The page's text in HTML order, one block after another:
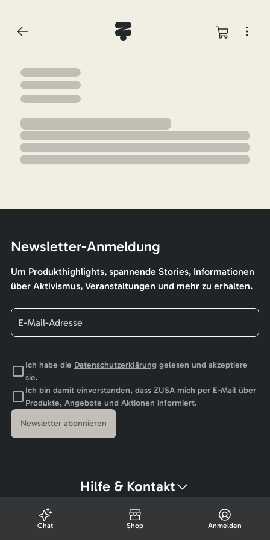
Newsletter-Anmeldung
Um Produkthighlights, spannende Stories, Informationen
über Aktivismus, Veranstaltungen und mehr zu erhalten.
Ich habe die Datenschutzerklärunggelesen und akzeptiere
sie.
Ich bin damit einverstanden, dass ZUSA mich per E-Mail über
Produkte, Angebote und Aktionen informiert.
Newsletter abonnieren
Hilfe & Kontakt
Chat Shop Anmelden